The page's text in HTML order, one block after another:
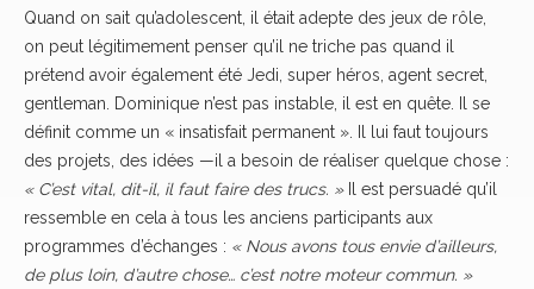
Quand on sait qu’adolescent, il était adepte des jeux de rôle,
on peut légitimement penser qu’il ne triche pas quand il
prétend avoir également été Jedi, super héros, agent secret,
gentleman. Dominique n’est pas instable, il est en quête. Il se
définit comme un « insatisfait permanent ». Il lui faut toujours
des projets, des idées —il a besoin de réaliser quelque chose :
« C’est vital, dit-il, il faut faire des trucs. »Il est persuadé qu’il
ressemble en cela à tous les anciens participants aux
programmes d’échanges : « Nous avons tous envie d’ailleurs,
de plus loin, d’autre chose… c’est notre moteur commun. »